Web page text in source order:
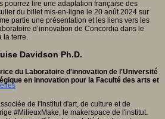
pourrez lire une adaptation française des
du billet mis-en-ligne le 20 août 2024 sur
partie une présentation et les liens vers les
d’innovation de Concordia dans le
la terre.
Davidson Ph.D.
du Laboratoire d'innovation de l'Université
en innovation pour la Faculté des arts et
de l'Institut d'art, de culture et de
#MilieuxMake, le makerspace de l'institut.